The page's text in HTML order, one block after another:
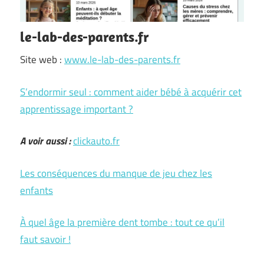
le-lab-des-parents.fr
Site web :www.le-lab-des-parents.fr
S’endormir seul : comment aider bébé à acquérir cet
apprentissage important ?
A voir aussi :clickauto.fr
Les conséquences du manque de jeu chez les
enfants
À quel âge la première dent tombe : tout ce qu’il
faut savoir !